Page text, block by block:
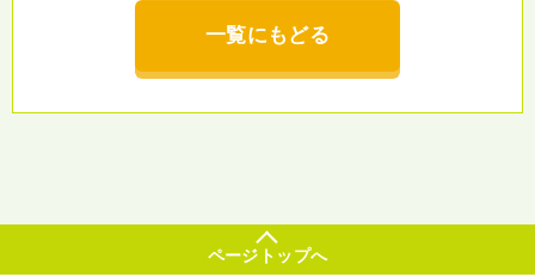
一覧にもどる
ページトップへ